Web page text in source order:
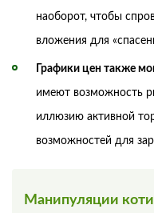
наоборот, чтобы
вложения для
Графики цен также
имеют возможность
иллюзию активной
возможностей для
Манипуляции